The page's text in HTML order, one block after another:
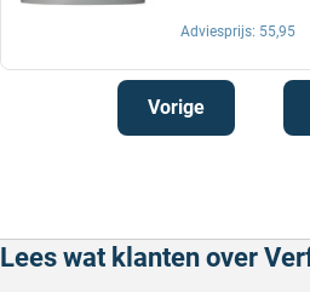
Adviesprijs: 55,95
Vorige
Lees wat klanten over